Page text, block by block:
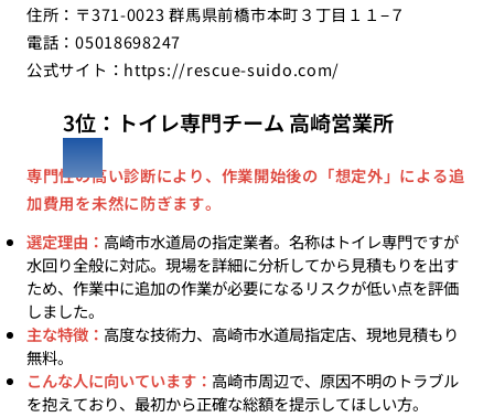
住所：〒371-0023 群馬県前橋市本町３丁目１１−７
電話：05018698247
公式サイト： https://rescue-suido.com/
3位：トイレ専門チーム 高崎営業所
専門性の高い診断により、作業開始後の「想定外」による追
加費用を未然に防ぎます。
選定理由： 高崎市水道局の指定業者。名称はトイレ専門ですが
水回り全般に対応。現場を詳細に分析してから見積もりを出す
ため、作業中に追加の作業が必要になるリスクが低い点を評価
しました。
主な特徴： 高度な技術力、高崎市水道局指定店、現地見積もり
無料。
こんな人に向いています： 高崎市周辺で、原因不明のトラブル
を抱えており、最初から正確な総額を提示してほしい方。